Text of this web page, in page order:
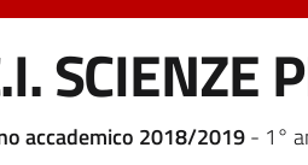
SCIENZE
accademico 2018/2019- 1°